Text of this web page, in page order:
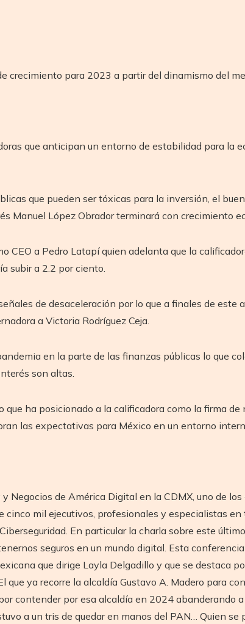
crecimiento para 2023 a partir del dinamismo del
que anticipan un entorno de estabilidad para la
que pueden ser tóxicas para la inversión, el
Manuel López Obrador terminará con crecimiento
CEO a Pedro Latapí quien adelanta que la
subir a 2.2 por ciento.
de desaceleración por lo que a finales de este
a Victoria Rodríguez Ceja.
en la parte de las finanzas públicas lo que
son altas.
ha posicionado a la calificadora como la firma
las expectativas para México en un entorno
Negocios de América Digital en la CDMX, uno de
cinco mil ejecutivos, profesionales y especialistas
En particular la charla sobre este
seguros en un mundo digital. Esta
que dirige Layla Delgadillo y que se destaca
ya recorre la alcaldía Gustavo A. Madero para
contender por esa alcaldía en 2024 abanderando
a un tris de quedar en manos del PAN… Quien se